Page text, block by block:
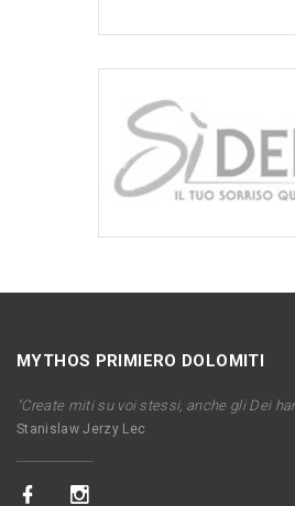
MYTHOS PRIMIERO DOLOMITI
"Create miti su voi stessi, anche gli Dei
Stanislaw Jerzy Lec